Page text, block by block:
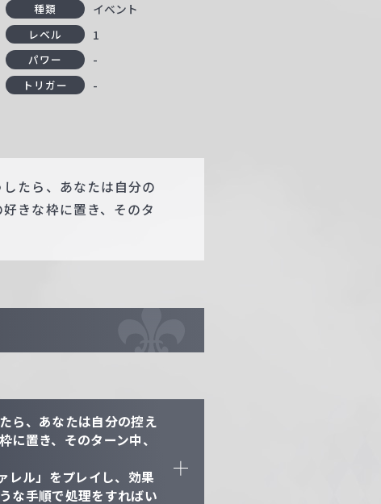
種類 イベント
レベル 1
パワー -
トリガー -
たら、あなたは自分の
きな枠に置き、そのタ
ら、あなたは自分の控え
置き、そのターン中、
レル」をプレイし、効果
な手順で処理をすればい